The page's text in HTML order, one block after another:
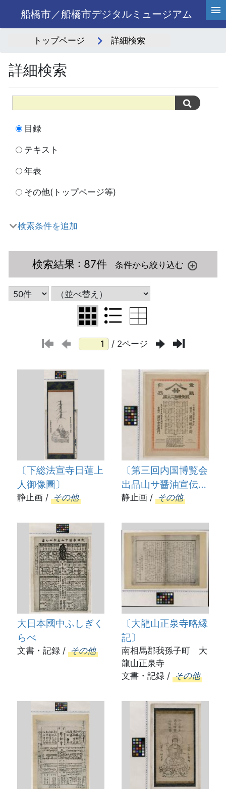
船橋市／船橋市デジタルミュージアム
トップページ 詳細検索
詳細検索
目録
テキスト
年表
その他(トップページ等)
検索条件を追加
検索結果 : 87件
/ 2ページ
〔下総法宣寺日蓮上
人御像圖〕
静止画 / その他
〔第三回内国博覧会
出品山サ醤油宣伝び
ら〕
静止画 / その他
大日本國中ふしぎく
らべ
文書・記録 / その他
〔大龍山正泉寺略縁
記〕
南相馬郡我孫子町 大
龍山正泉寺
文書・記録 / その他